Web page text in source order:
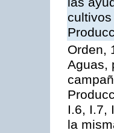
Orden,
Aguas,
I.6, I.7,
la